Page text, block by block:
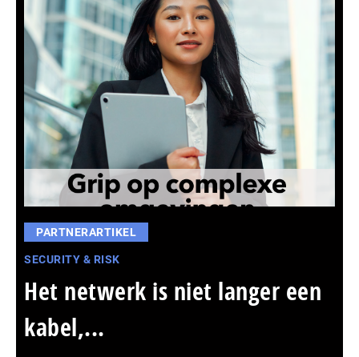
PARTNERARTIKEL
SECURITY & RISK
Het netwerk is niet langer een
kabel,...